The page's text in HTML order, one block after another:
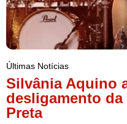
Últimas Notícias
Silvânia Aquino
desligamento
Preta